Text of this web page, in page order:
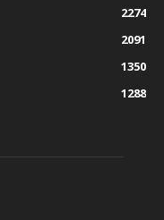
2274
2091
1350
1288